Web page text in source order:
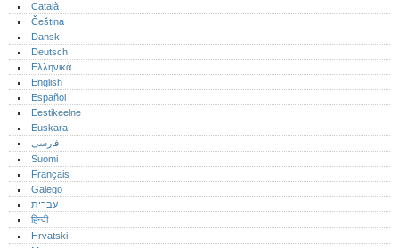
Català
Čeština
Dansk
Deutsch
Ελληνικά
English
Español
Eestikeelne
Euskara
فارسی
Suomi
Français
Galego
עברית
हिन्दी
Hrvatski